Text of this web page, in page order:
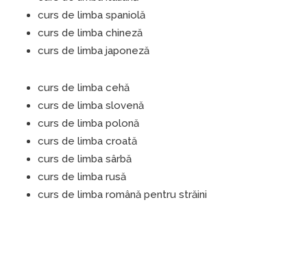
curs de limba spaniolă
curs de limba chineză
curs de limba japoneză
curs de limba cehă
curs de limba slovenă
curs de limba polonă
curs de limba croată
curs de limba sârbă
curs de limba rusă
curs de limba română pentru străini